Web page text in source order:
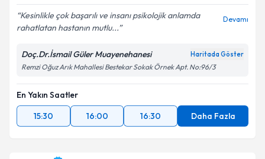
kapsamda işlenmesini kabul ediyorum.
Kesinlikle çok başarılı ve insanı psikolojik anlamda
rahatlatan hastanın mutlu...
Devamı
Doç.Dr.İsmail Güler Muayenehanesi Haritada Göster
Remzi Oğuz Arık Mahallesi Bestekar Sokak Örnek Apt. No:96/3
En Yakın Saatler
15:30
16:00 16:30 Daha Fazla